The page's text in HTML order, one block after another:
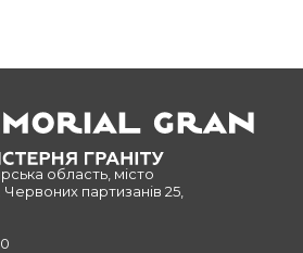
область, місто
партизанів 25,